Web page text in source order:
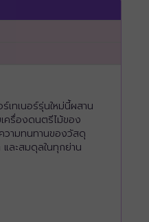
เทเนอร์รุ่นใหม่นี้ผสาน
ครื่องดนตรีไม้ของ
วามทนทานของวัสดุ
ละสมดุลในทุกย่าน